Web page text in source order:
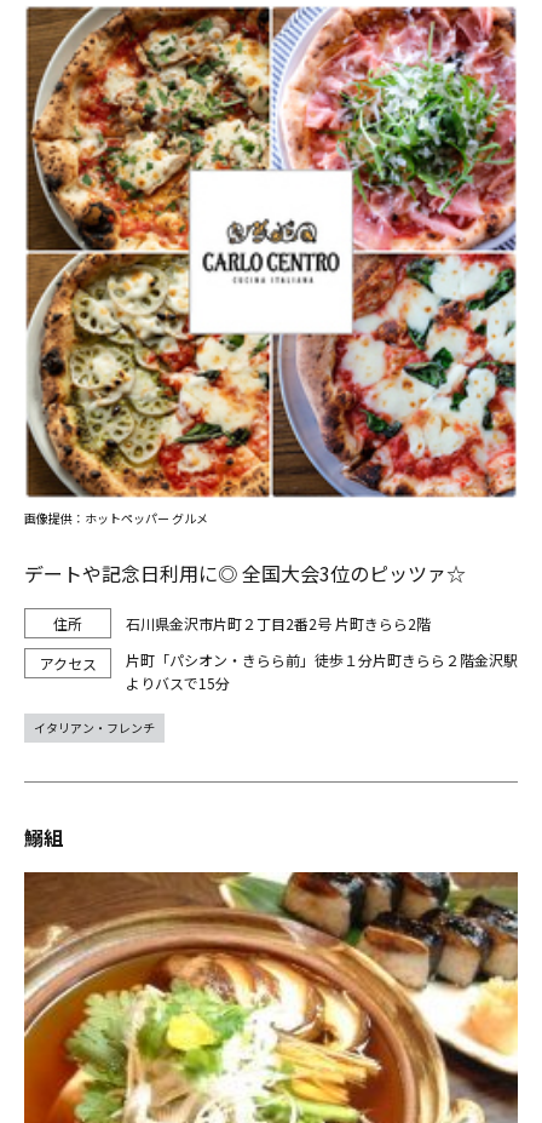
デートや記念日利用に◎ 全国大会3位のピッツァ☆
石川県金沢市片町２丁目2番2号 片町きらら2階
片町「パシオン・きらら前」徒歩１分片町きらら２階金沢駅
よりバスで15分
画像提供：ホットペッパー グルメ
イタリアン・フレンチ
鰯組